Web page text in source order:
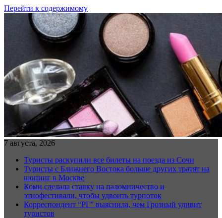
Перейти к содержимому
7 августа, 2026
Туристы раскупили все билеты на поезда из Сочи
Туристы с Ближнего Востока больше других тратят на
шопинг в Москве
Коми сделала ставку на паломничество и
этнофестивали, чтобы удвоить турпоток
Корреспондент “РГ” выяснила, чем Грозный удивит
туристов